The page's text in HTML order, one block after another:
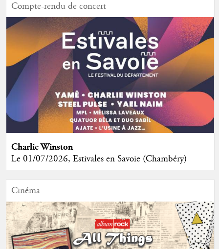
Compte-rendu de concert
Charlie Winston
Le 01/07/2026, Estivales en Savoie (Chambéry)
Cinéma